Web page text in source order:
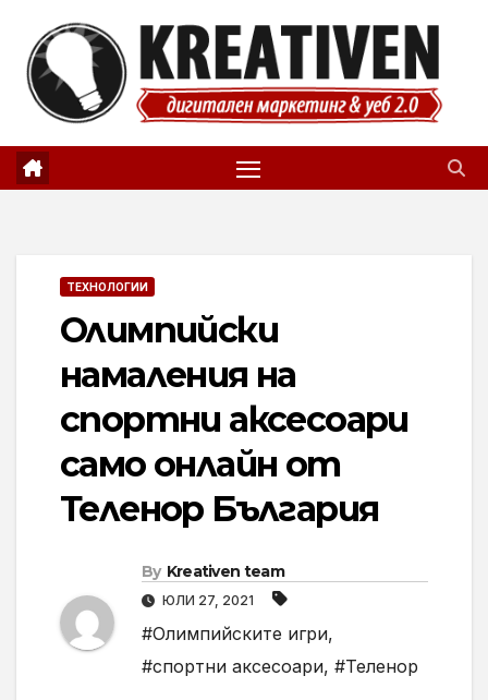
content
ТЕХНОЛОГИИ
Олимпийски
намаления на
спортни аксесоари
само онлайн от
Теленор България
By Kreativen team
ЮЛИ 27, 2021
#Олимпийските игри,
#спортни аксесоари, #Теленор